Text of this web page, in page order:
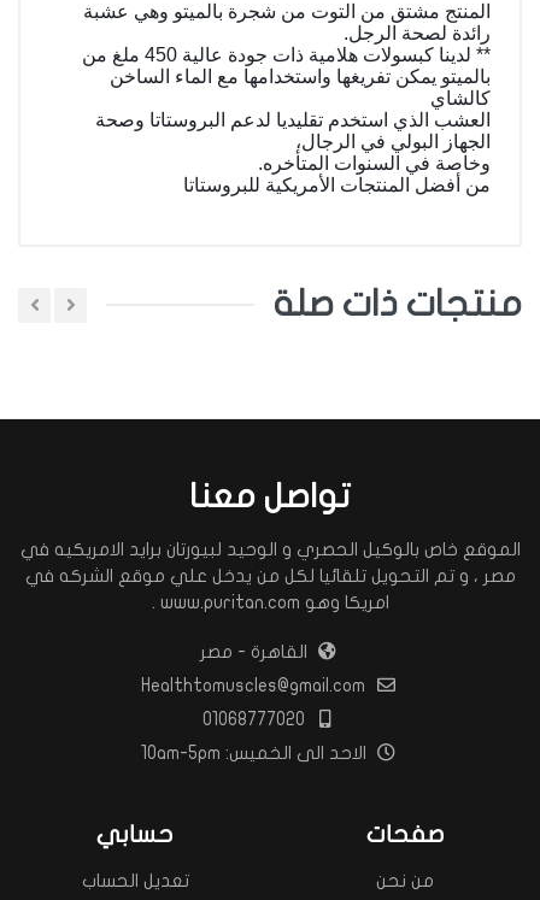
المنتج مشتق من التوت من شجرة بالميتو وهي عشبة
رائدة لصحة الرجل.
** لدين
ا كبسولات هلامية ذات جودة عالية 450 ملغ من
بالميتو يمكن تفريغها واستخدامها مع الماء الساخن
كالشاي
العشب الذي استخدم تقليديا لدعم البروستاتا وصحة
الجهاز البولي في الرجال،
وخاصة في السنوات المتأخره.
من أفضل المنتجات الأمريكية للبروستاتا
اضف تعليق
منتجات ذات صلة
تواصل معنا
الموقع خاص بالوكيل الحصري و الوحيد لبيورتان برايد الامريكيه في
مصر ، و تم التحويل تلقائيا لكل من يدخل علي موقع الشركه في
امريكا وهو www.puritan.com .
القاهرة - مصر
الاحد الى الخميس: 10am-5pm
صفحات
من نحن
حسابي
تعديل الحساب